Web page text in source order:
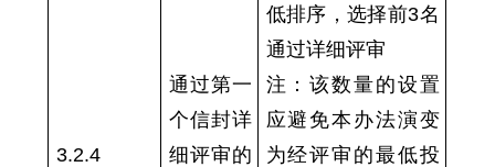
3.2.4
通过第一
个信封详
细评审的
低排序，选择前3名
通过详细评审
注：该数量的设置
应避免本办法演变
为经评审的最低投